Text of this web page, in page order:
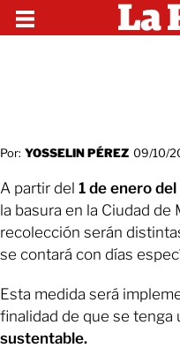
Por: YOSSELIN PÉREZ 09/10/
A partir del 1 de enero
la basura en la Ciudad de
recolección serán
se contará con días
Esta medida será
finalidad de que se tenga
sustentable.